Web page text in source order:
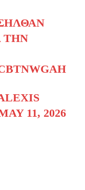
ΤΗΝ
11, 2026